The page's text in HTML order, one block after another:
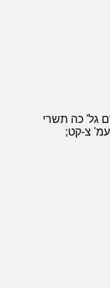
גל' כה תשרי
עמ' צ-קט;